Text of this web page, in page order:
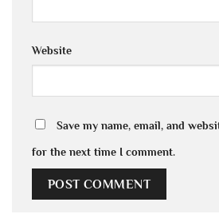
Website
Save my name, email, and
for the next time I comment.